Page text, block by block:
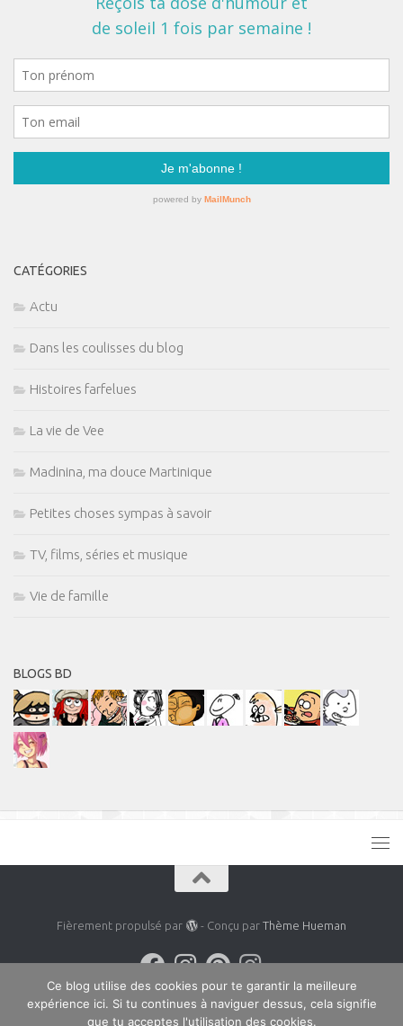
CATÉGORIES
Actu
Dans les coulisses du blog
Histoires farfelues
La vie de Vee
Madinina, ma douce Martinique
Petites choses sympas à savoir
TV, films, séries et musique
Vie de famille
BLOGS BD
Fièrement propulsé par - Conçu par Thème Hueman
Ce blog utilise des cookies pour te garantir la meilleure
expérience ici. Si tu continues à naviguer dessus, cela signifie
que tu acceptes l'utilisation des cookies.